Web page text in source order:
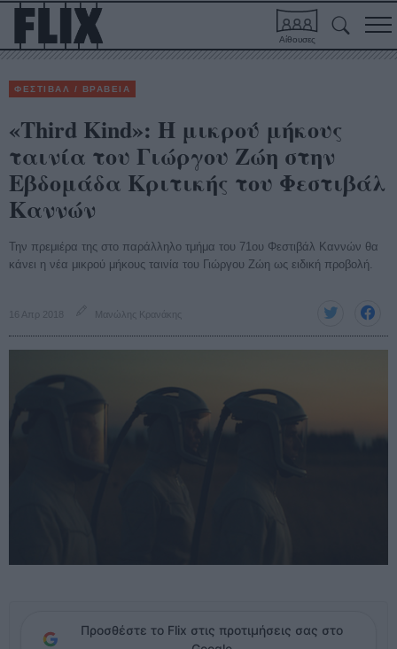
Αίθουσες
ΦΕΣΤΙΒΑΛ / ΒΡΑΒΕΙΑ
«Third Kind»: Η μικρού μήκους
ταινία του Γιώργου Ζώη στην
Εβδομάδα Κριτικής του Φεστιβάλ
Καννών
Την πρεμιέρα της στο παράλληλο τμήμα του 71ου Φεστιβάλ Καννών θα
κάνει η νέα μικρού μήκους ταινία του Γιώργου Ζώη ως ειδική προβολή.
16 Απρ 2018 Μανώλης Κρανάκης
Προσθέστε το Flix στις προτιμήσεις σας στο